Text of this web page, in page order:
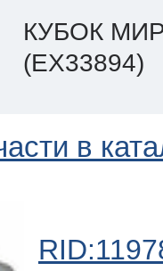
КУБОК
(EX33894)
в